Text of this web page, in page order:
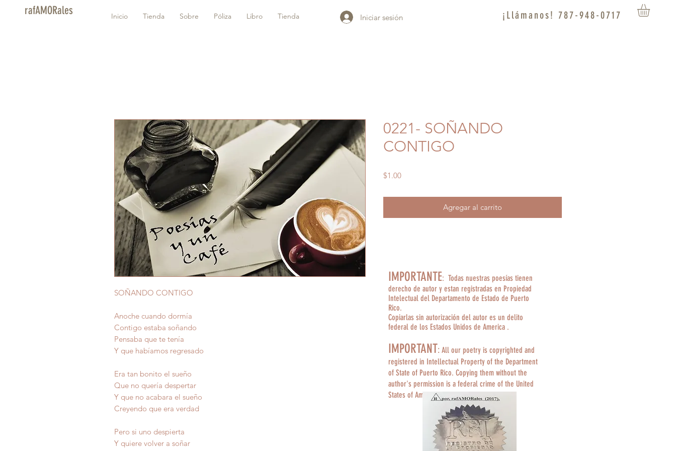
rafAMORales Inicio Tienda Sobre Póliza Libro Tienda Iniciar sesión ¡Llámanos! 787-948-0717
SOÑANDO CONTIGO
Anoche cuando dormía
Contigo estaba soñando
Pensaba que te tenía
Y que habíamos regresado
Era tan bonito el sueño
Que no quería despertar
Y que no acabara el sueño
Creyendo que era verdad
Pero si uno despierta
Y quiere volver a soñar
0221- SOÑANDO
CONTIGO
$1.00Precio
Agregar al carrito
IMPORTANTE: Todas nuestras poesías tienen
derecho de autor y estan registradas en Propiedad
Intelectual del Departamento de Estado de Puerto
Rico.
Copiarlas sin autorización del autor es un delito
federal de los Estados Unidos de America .
IMPORTANT: All our poetry is copyrighted and
registered in Intellectual Property of the Department
of State of Puerto Rico. Copying them without the
author's permission is a federal crime of the United
States of America.